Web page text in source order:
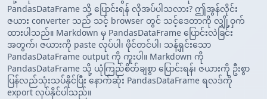
PandasDataFrame သို့ ပြောင်းရန် လိုအပ်ပါသလား? ဤအွန်လိုင်း
ဇယား converter သည် သင့် browser တွင် သင့်ဒေတာကို လျှို့ဝှက်
ထားပါသည်။ Markdown မှ PandasDataFrame ပြောင်းလဲခြင်း
အတွက်၊ ဇယားကို paste လုပ်ပါ၊ ဖိုင်တင်ပါ၊ သန့်ရှင်းသော
PandasDataFrame output ကို ကူးပါ။ Markdown ကို
PandasDataFrame သို့ ယုံကြည်စိတ်ချစွာ ပြောင်းရန်၊ ဇယားကို ဦးစွာ
ပြန်လည်သုံးသပ်နိုင်ပြီး နောက်ဆုံး PandasDataFrame ရလဒ်ကို
export လုပ်နိုင်ပါသည်။